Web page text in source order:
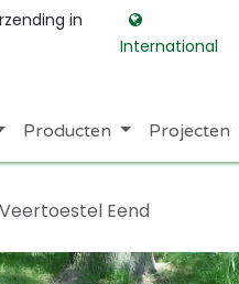
in
International
Producten Projecten
Veertoestel Eend